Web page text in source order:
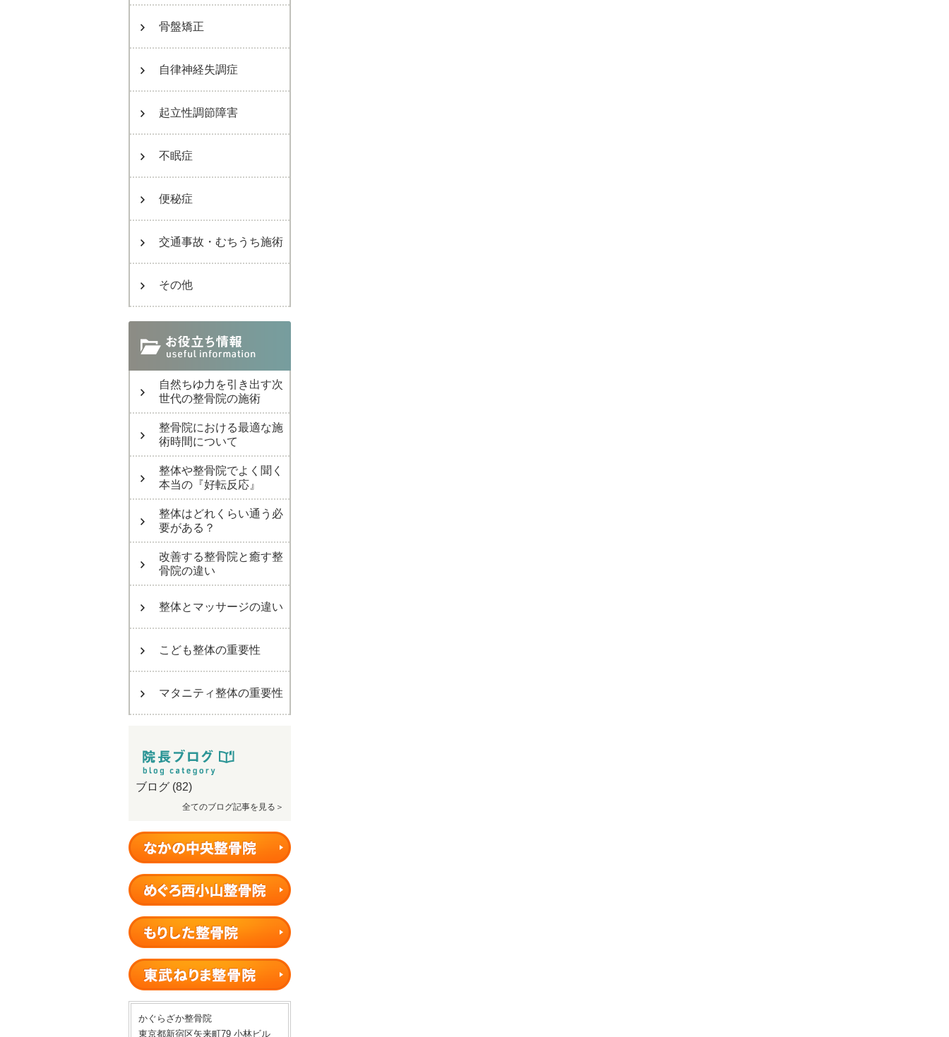
骨盤矯正
自律神経失調症
起立性調節障害
不眠症
便秘症
交通事故・むちうち施術
その他
自然ちゆ力を引き出す次
世代の整骨院の施術
整骨院における最適な施
術時間について
整体や整骨院でよく聞く
本当の『好転反応』
整体はどれくらい通う必
要がある？
改善する整骨院と癒す整
骨院の違い
整体とマッサージの違い
こども整体の重要性
マタニティ整体の重要性
ブログ (82)
全てのブログ記事を見る＞
かぐらざか整骨院
東京都新宿区矢来町79 小林ビル